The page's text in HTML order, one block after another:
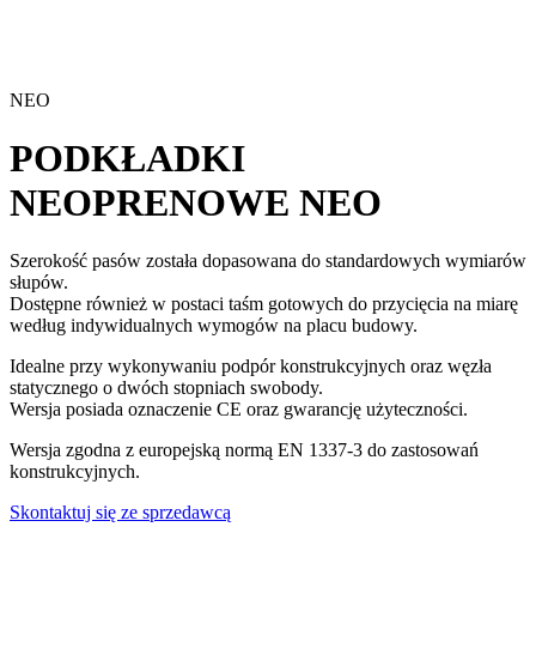
NEO
PODKŁADKI
NEOPRENOWE NEO
Szerokość pasów została dopasowana do standardowych wymiarów
słupów.
Dostępne również w postaci taśm gotowych do przycięcia na miarę
według indywidualnych wymogów na placu budowy.
Idealne przy wykonywaniu podpór konstrukcyjnych oraz węzła
statycznego o dwóch stopniach swobody.
Wersja posiada oznaczenie CE oraz gwarancję użyteczności.
Wersja zgodna z europejską normą EN 1337-3 do zastosowań
konstrukcyjnych.
Skontaktuj się ze sprzedawcą